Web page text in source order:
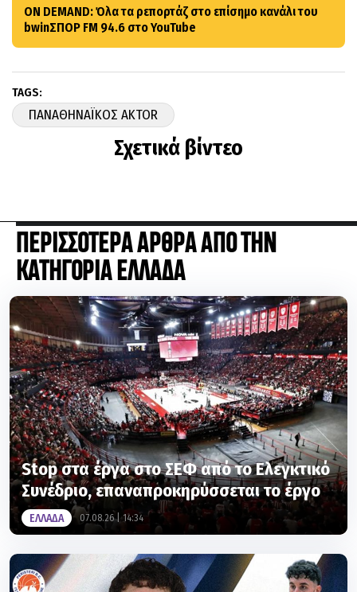
ON DEMAND: Όλα τα ρεπορτάζ στο επίσημο κανάλι του
bwinΣΠΟΡ FM 94.6 στο YouTube
TAGS:
ΠΑΝΑΘΗΝΑΪΚΟΣ AKTOR
Σχετικά βίντεο
ΠΕΡΙΣΣΟΤΕΡΑ ΑΡΘΡΑ ΑΠΟ ΤΗΝ
ΚΑΤΗΓΟΡΙΑ ΕΛΛΑΔΑ
Stop στα έργα στο ΣΕΦ από το Ελεγκτικό
Συνέδριο, επαναπροκηρύσσεται το έργο
ΕΛΛΑΔΑ 07.08.26 | 14:34